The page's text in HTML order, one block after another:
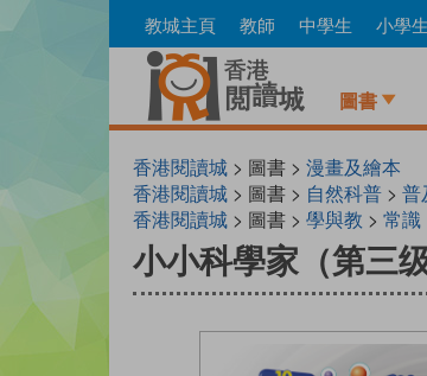
to
教城主頁 教師 中學生 小學生
圖書
香港閱讀城> 圖書 > 漫畫及繪本
香港閱讀城> 圖書 > 自然科普> 普
香港閱讀城> 圖書 > 學與教 > 常識
小小科學家（第三